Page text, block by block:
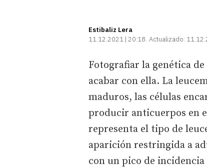
Estibaliz Lera
11.12.2021 | 20:18 Actualizado:
Fotografiar la genética
acabar con ella. La
maduros, las células
producir anticuerpos en
representa el tipo de
aparición restringida a
con un pico de incidencia